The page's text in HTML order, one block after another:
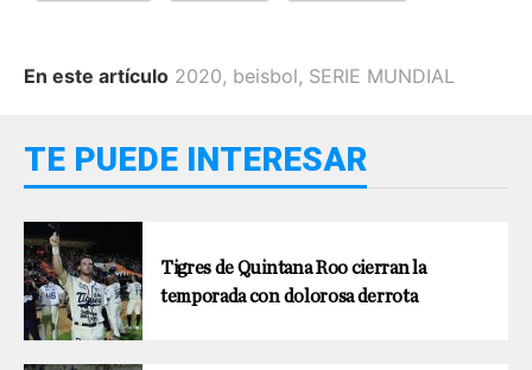
En este artículo 2020, beisbol, SERIE MUNDIAL
TE PUEDE INTERESAR
Tigres de Quintana Roo cierran la
temporada con dolorosa derrota